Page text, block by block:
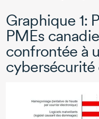
Graphique 1:
PMEs
confrontée à
cybersécurité